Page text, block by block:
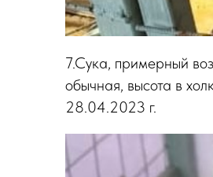
7.Сука, примерный
обычная, высота в
28.04.2023 г.